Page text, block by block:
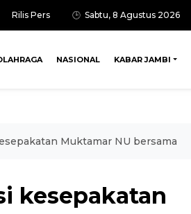
Rilis Pers Sabtu, 8 Agustus 2026
NASIONAL KABAR JAMBI
Muktamar NU bersama
kesepakatan